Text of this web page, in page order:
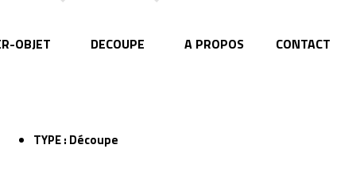
OBJET DECOUPE A PROPOS CONTACT
TYPE : Découpe